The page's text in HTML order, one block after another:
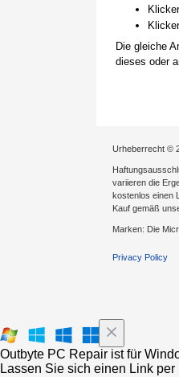
Die gleiche
dieses oder
Urheberrecht ©
variieren die
kostenlos einen
Kauf gemäß
Marken: Die
Privacy Policy
Outbyte PC Repair ist für
Lassen Sie sich einen Link